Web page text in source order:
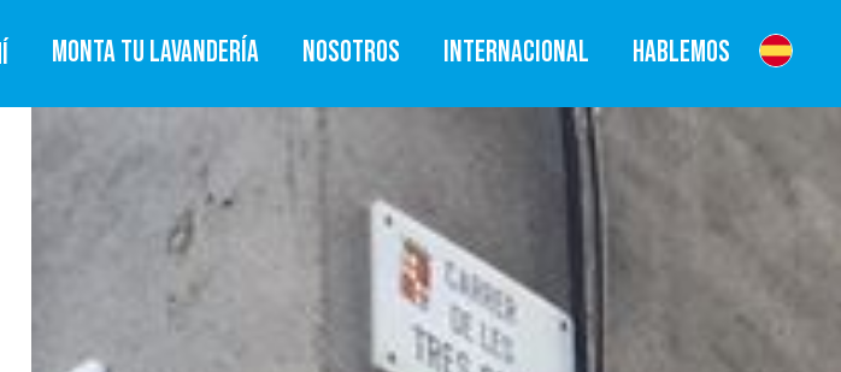
MONTA TU LAVANDERÍA NOSOTROS INTERNACIONAL HABLEMOS